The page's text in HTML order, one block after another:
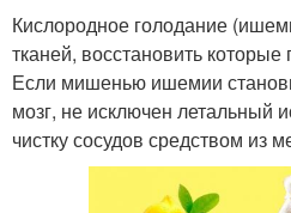
Кислородное голодание
тканей, восстановить
Если мишенью ишемии
мозг, не исключен летальный
чистку сосудов средством из